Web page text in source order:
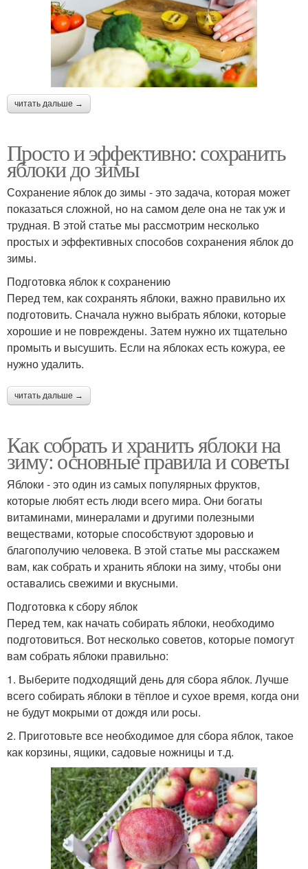
читать дальше →
Просто и эффективно: сохранить
яблоки до зимы
Сохранение яблок до зимы - это задача, которая может
показаться сложной, но на самом деле она не так уж и
трудная. В этой статье мы рассмотрим несколько
простых и эффективных способов сохранения яблок до
зимы.
Подготовка яблок к сохранению
Перед тем, как сохранять яблоки, важно правильно их
подготовить. Сначала нужно выбрать яблоки, которые
хорошие и не повреждены. Затем нужно их тщательно
промыть и высушить. Если на яблоках есть кожура, ее
нужно удалить.
читать дальше →
Как собрать и хранить яблоки на
зиму: основные правила и советы
Яблоки - это один из самых популярных фруктов,
которые любят есть люди всего мира. Они богаты
витаминами, минералами и другими полезными
веществами, которые способствуют здоровью и
благополучию человека. В этой статье мы расскажем
вам, как собрать и хранить яблоки на зиму, чтобы они
оставались свежими и вкусными.
Подготовка к сбору яблок
Перед тем, как начать собирать яблоки, необходимо
подготовиться. Вот несколько советов, которые помогут
вам собрать яблоки правильно:
1. Выберите подходящий день для сбора яблок. Лучше
всего собирать яблоки в тёплое и сухое время, когда они
не будут мокрыми от дождя или росы.
2. Приготовьте все необходимое для сбора яблок, такое
как корзины, ящики, садовые ножницы и т.д.